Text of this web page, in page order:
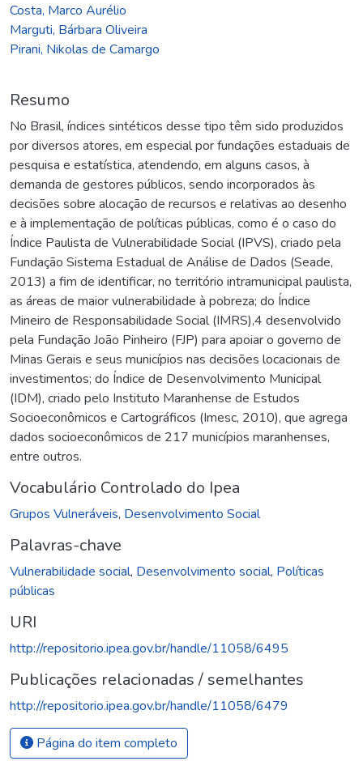
Costa, Marco Aurélio
Marguti, Bárbara Oliveira
Pirani, Nikolas de Camargo
Resumo
No Brasil, índices sintéticos desse tipo têm sido produzidos
por diversos atores, em especial por fundações estaduais de
pesquisa e estatística, atendendo, em alguns casos, à
demanda de gestores públicos, sendo incorporados às
decisões sobre alocação de recursos e relativas ao desenho
e à implementação de políticas públicas, como é o caso do
Índice Paulista de Vulnerabilidade Social (IPVS), criado pela
Fundação Sistema Estadual de Análise de Dados (Seade,
2013) a fim de identificar, no território intramunicipal paulista,
as áreas de maior vulnerabilidade à pobreza; do Índice
Mineiro de Responsabilidade Social (IMRS),4 desenvolvido
pela Fundação João Pinheiro (FJP) para apoiar o governo de
Minas Gerais e seus municípios nas decisões locacionais de
investimentos; do Índice de Desenvolvimento Municipal
(IDM), criado pelo Instituto Maranhense de Estudos
Socioeconômicos e Cartográficos (Imesc, 2010), que agrega
dados socioeconômicos de 217 municípios maranhenses,
entre outros.
Vocabulário Controlado do Ipea
Grupos Vulneráveis, Desenvolvimento Social
Palavras-chave
Vulnerabilidade social, Desenvolvimento social, Políticas
públicas
URI
http://repositorio.ipea.gov.br/handle/11058/6495
Publicações relacionadas / semelhantes
http://repositorio.ipea.gov.br/handle/11058/6479
Página do item completo